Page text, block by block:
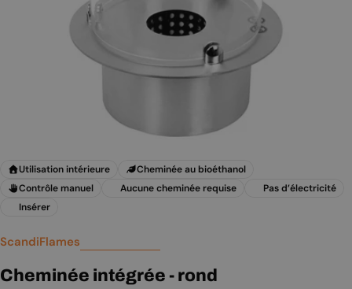
Utilisation intérieure
Cheminée au bioéthanol
Contrôle manuel
Aucune cheminée requise
Pas d’électricité
Insérer
ScandiFlames
Cheminée intégrée - rond